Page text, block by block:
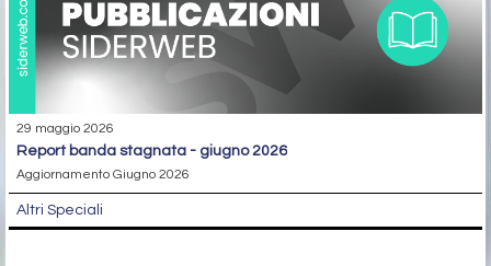
29 maggio 2026
report banda stagnata - giugno 2026
Aggiornamento Giugno 2026
Altri Speciali